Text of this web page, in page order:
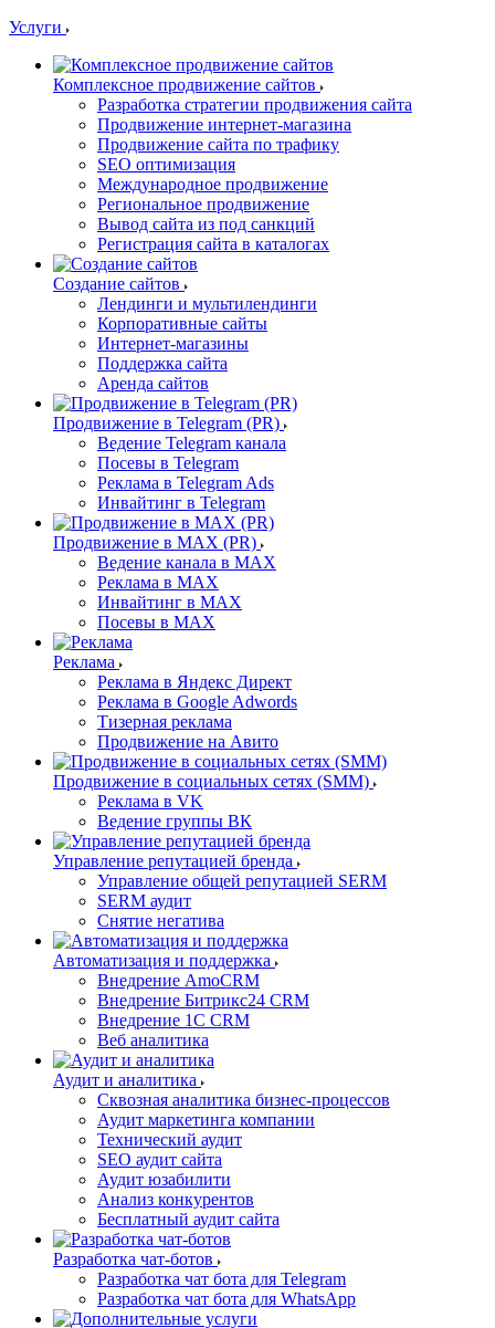
Услуги
Комплексное продвижение сайтов
Разработка стратегии продвижения сайта
Продвижение интернет-магазина
Продвижение сайта по трафику
SEO оптимизация
Международное продвижение
Региональное продвижение
Вывод сайта из под санкций
Регистрация сайта в каталогах
Создание сайтов
Лендинги и мультилендинги
Корпоративные сайты
Интернет-магазины
Поддержка сайта
Аренда сайтов
Продвижение в Telegram (PR)
Ведение Telegram канала
Посевы в Telegram
Реклама в Telegram Ads
Инвайтинг в Telegram
Продвижение в MAX (PR)
Ведение канала в MAX
Реклама в MAX
Инвайтинг в MAX
Посевы в MAX
Реклама
Реклама в Яндекс Директ
Реклама в Google Adwords
Тизерная реклама
Продвижение на Авито
Продвижение в социальных сетях (SMM)
Реклама в VK
Ведение группы ВК
Управление репутацией бренда
Управление общей репутацией SERM
SERM аудит
Снятие негатива
Автоматизация и поддержка
Внедрение AmoCRM
Внедрение Битрикс24 CRM
Внедрение 1C CRM
Веб аналитика
Аудит и аналитика
Сквозная аналитика бизнес-процессов
Аудит маркетинга компании
Технический аудит
SEO аудит сайта
Аудит юзабилити
Анализ конкурентов
Бесплатный аудит сайта
Разработка чат-ботов
Разработка чат бота для Telegram
Разработка чат бота для WhatsApp